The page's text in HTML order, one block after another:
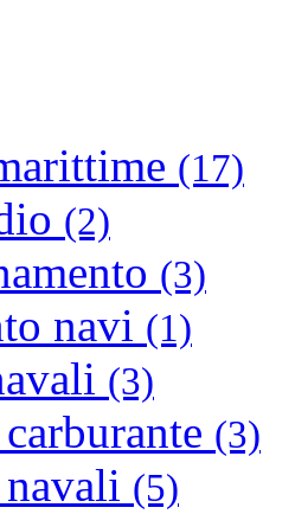
(17)
(2)
(3)
navi (1)
(3)
(3)
(5)